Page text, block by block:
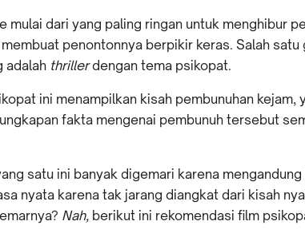
mulai dari yang paling ringan untuk menghibur
penontonnya berpikir keras. Salah satu
adalah thrillerdengan tema psikopat.
ini menampilkan kisah pembunuhan kejam,
fakta mengenai pembunuh tersebut
satu ini banyak digemari karena mengandung
nyata karena tak jarang diangkat dari kisah
Nah, berikut ini rekomendasi film